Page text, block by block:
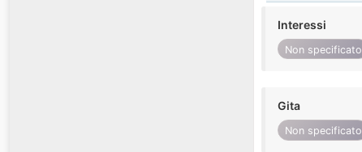
Interessi
Non specificato
Gita
Non specificato